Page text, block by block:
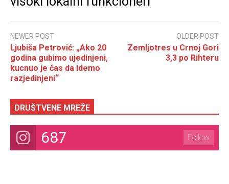
NEWER POST
Ljubiša Petrović: „Ako 20
godina gubimo ujedinjeni,
kucnuo je čas da idemo
razjedinjeni“
OLDER POST
Zemljotres u Crnoj Gori
3,3 po Rihteru
DRUŠTVENE MREŽE
687 Follow